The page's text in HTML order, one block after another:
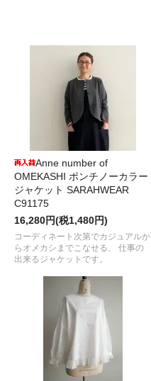
Anne number of
OMEKASHI ポンチノーカラー
ジャケット SARAHWEAR
C91175
16,280円(税1,480円)
コーディネート次第でカジュアルか
らオメカシまでこなせる、 仕事の
出来るジャケットです。